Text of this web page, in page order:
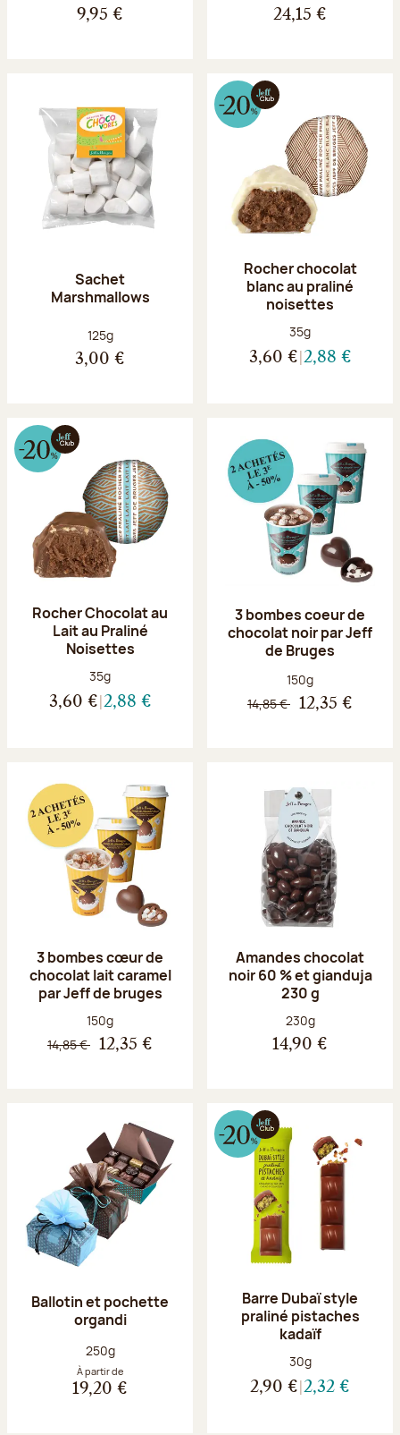
9,95 € 24,15 €
Sachet
Marshmallows
Poids net :
125g
3,00 €
Rocher chocolat
blanc au praliné
noisettes
Poids net :
35g
3,60 € 2,88 €
Rocher Chocolat au
Lait au Praliné
Noisettes
Poids net :
35g
3,60 € 2,88 €
3 bombes coeur de
chocolat noir par Jeff
de Bruges
Poids net :
150g
14,85 € 12,35 €
3 bombes cœur de
chocolat lait caramel
par Jeff de bruges
Poids net :
150g
14,85 € 12,35 €
Amandes chocolat
noir 60 % et gianduja
230 g
Poids net :
230g
14,90 €
Ballotin et pochette
organdi
Poids net :
250g
À partir de
19,20 €
Barre Dubaï style
praliné pistaches
kadaïf
Poids net :
30g
2,90 € 2,32 €